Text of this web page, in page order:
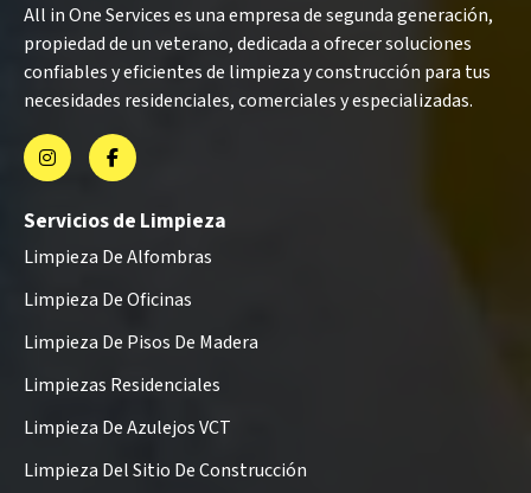
All in One Services es una empresa de segunda generación,
propiedad de un veterano, dedicada a ofrecer soluciones
confiables y eficientes de limpieza y construcción para tus
necesidades residenciales, comerciales y especializadas.
Servicios de Limpieza
Limpieza De Alfombras
Limpieza De Oficinas
Limpieza De Pisos De Madera
Limpiezas Residenciales
Limpieza De Azulejos VCT
Limpieza Del Sitio De Construcción